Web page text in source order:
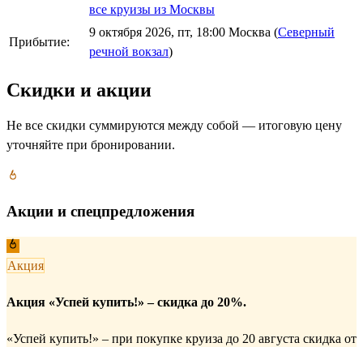
все круизы из Москвы
Прибытие:
9 октября 2026, пт, 18:00 Москва (Северный
речной вокзал)
Скидки и акции
Не все скидки суммируются между собой — итоговую цену
уточняйте при бронировании.
Акции и спецпредложения
Акция
Акция «Успей купить!» – скидка до 20%.
«Успей купить!» – при покупке круиза до 20 августа скидка от